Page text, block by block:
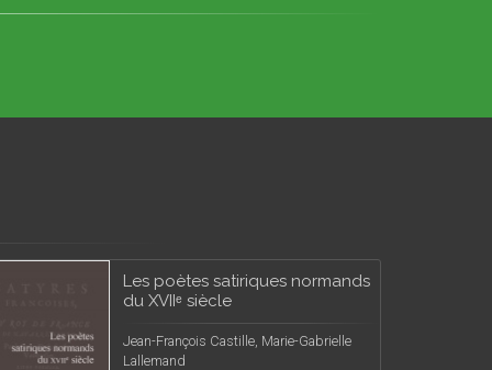
Les poètes satiriques normands
du XVIIᵉ siècle
Jean-François Castille, Marie-Gabrielle
Lallemand